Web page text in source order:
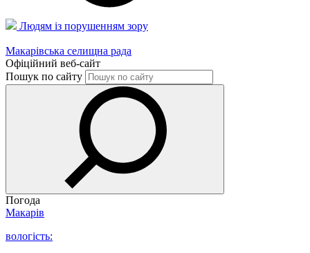
Людям із порушенням зору
Макарівська селищна рада
Офіційний веб-сайт
Пошук по сайту
Погода
Макарів
вологість: